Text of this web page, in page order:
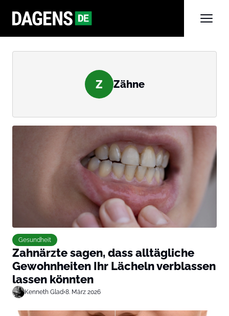
Z Zähne
Gesundheit
Zahnärzte sagen, dass alltägliche
Gewohnheiten Ihr Lächeln verblassen
lassen könnten
Kenneth Glad•8. März 2026